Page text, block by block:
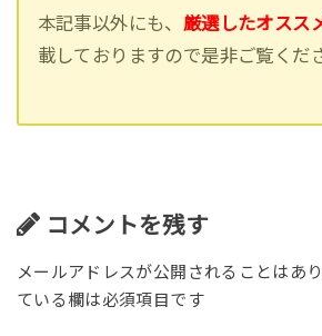
本記事以外にも、 厳選したオスス
載しておりますので是非ご覧くだ
コメントを残す
メールアドレスが公開されることはあり
ている欄は必須項目です